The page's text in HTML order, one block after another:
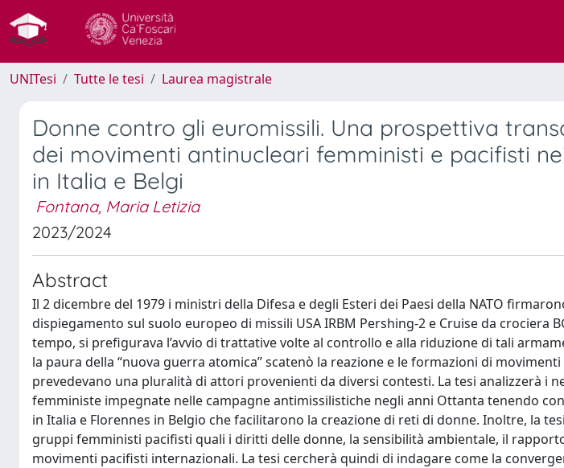
UNITesi Tutte le tesi Laurea magistrale
Donne contro gli euromissili. Una prospettiva
dei movimenti antinucleari femministi e pacifisti
in Italia e Belgi
Fontana, Maria Letizia
2023/2024
Abstract
Il 2 dicembre del 1979 i ministri della Difesa e degli Esteri dei Paesi della NATO
dispiegamento sul suolo europeo di missili USA IRBM Pershing-2 e Cruise da crociera
tempo, si prefigurava l’avvio di trattative volte al controllo e alla riduzione di tali
la paura della “nuova guerra atomica” scatenò la reazione e le formazioni di
prevedevano una pluralità di attori provenienti da diversi contesti. La tesi analizzerà i
femministe impegnate nelle campagne antimissilistiche negli anni Ottanta tenendo
in Italia e Florennes in Belgio che facilitarono la creazione di reti di donne. Inoltre, la
gruppi femministi pacifisti quali i diritti delle donne, la sensibilità ambientale, il
movimenti pacifisti internazionali. La tesi cercherà quindi di indagare come la